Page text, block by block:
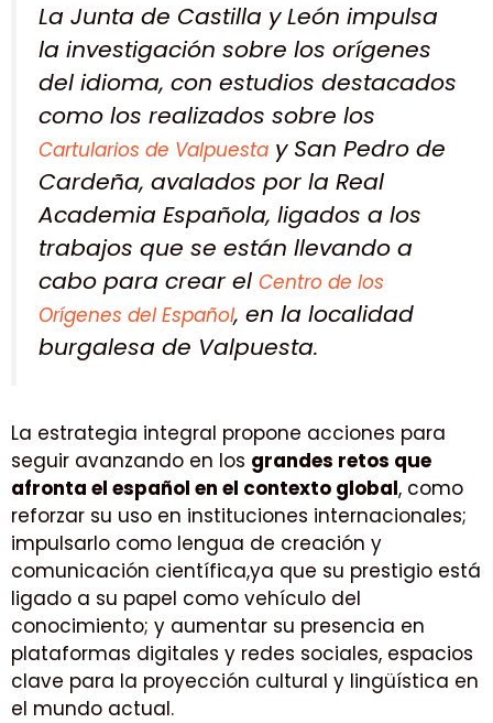
La Junta de Castilla y León impulsa
la investigación sobre los orígenes
del idioma, con estudios destacados
como los realizados sobre los
Cartularios de Valpuesta y San Pedro de
Cardeña, avalados por la Real
Academia Española, ligados a los
trabajos que se están llevando a
cabo para crear el Centro de los
Orígenes del Español, en la localidad
burgalesa de Valpuesta.
La estrategia integral propone acciones para
seguir avanzando en los grandes retos que
afronta el español en el contexto global, como
reforzar su uso en instituciones internacionales;
impulsarlo como lengua de creación y
comunicación científica,ya que su prestigio está
ligado a su papel como vehículo del
conocimiento; y aumentar su presencia en
plataformas digitales y redes sociales, espacios
clave para la proyección cultural y lingüística en
el mundo actual.